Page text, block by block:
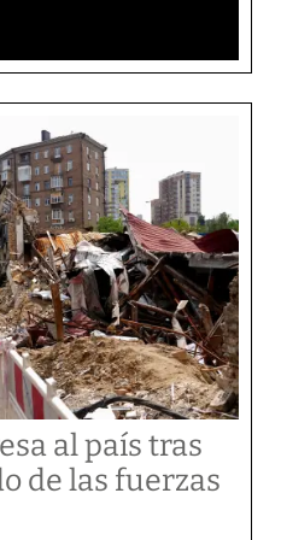
al país tras
de las fuerzas